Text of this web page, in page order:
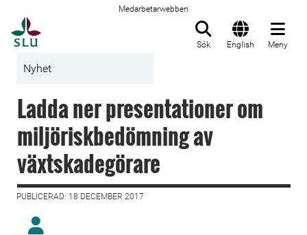
Medarbetarwebben
Sök English Meny
Nyhet
Ladda ner presentationer om
miljöriskbedömning av
växtskadegörare
PUBLICERAD: 18 DECEMBER 2017